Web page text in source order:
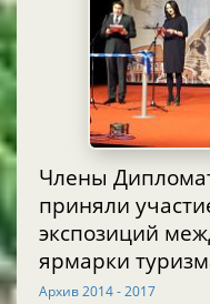
Члены
приняли
экспозиций
ярмарки
Архив 2014 - 2017